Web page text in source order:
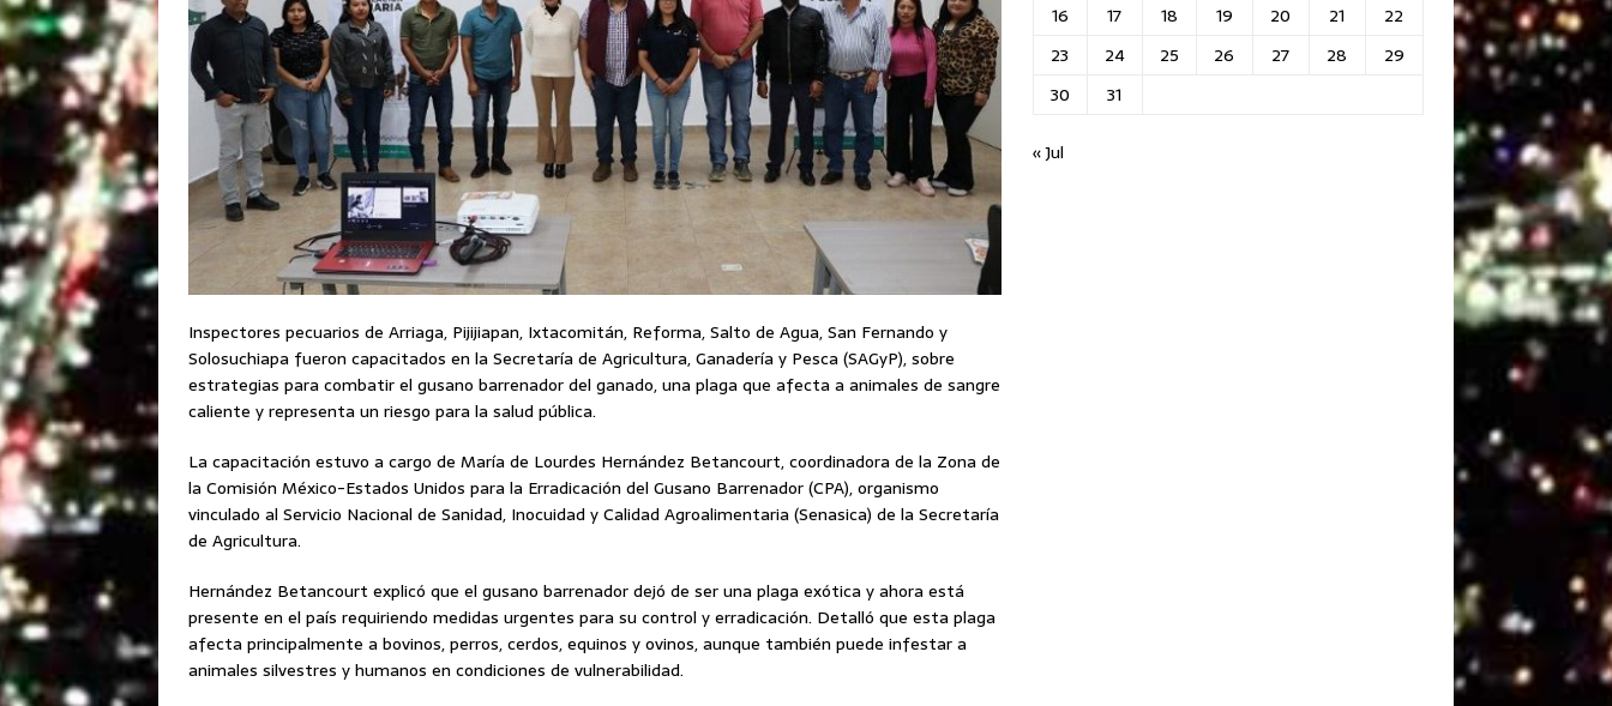
Inspectores pecuarios de Arriaga, Pijijiapan, Ixtacomitán, Reforma, Salto de Agua, San Fernando y
Solosuchiapa fueron capacitados en la Secretaría de Agricultura, Ganadería y Pesca (SAGyP), sobre
estrategias para combatir el gusano barrenador del ganado, una plaga que afecta a animales de sangre
caliente y representa un riesgo para la salud pública.
La capacitación estuvo a cargo de María de Lourdes Hernández Betancourt, coordinadora de la Zona de
la Comisión México-Estados Unidos para la Erradicación del Gusano Barrenador (CPA), organismo
vinculado al Servicio Nacional de Sanidad, Inocuidad y Calidad Agroalimentaria (Senasica) de la Secretaría
de Agricultura.
Hernández Betancourt explicó que el gusano barrenador dejó de ser una plaga exótica y ahora está
presente en el país requiriendo medidas urgentes para su control y erradicación. Detalló que esta plaga
afecta principalmente a bovinos, perros, cerdos, equinos y ovinos, aunque también puede infestar a
animales silvestres y humanos en condiciones de vulnerabilidad.
16
17 18 19 20 21
22
23
24 25 26 27 28
29
30
31
« Jul